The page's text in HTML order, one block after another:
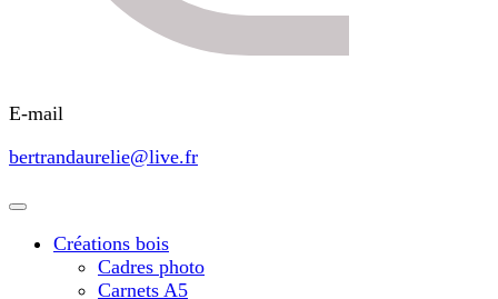
E-mail
bertrandaurelie@live.fr
Créations bois
Cadres photo
Carnets A5